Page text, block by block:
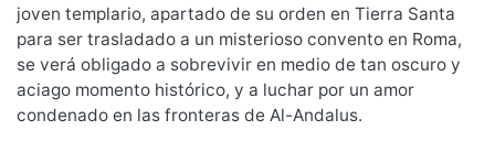
joven templario, apartado de su orden en Tierra Santa
para ser trasladado a un misterioso convento en Roma,
se verá obligado a sobrevivir en medio de tan oscuro y
aciago momento histórico, y a luchar por un amor
condenado en las fronteras de Al-Andalus.